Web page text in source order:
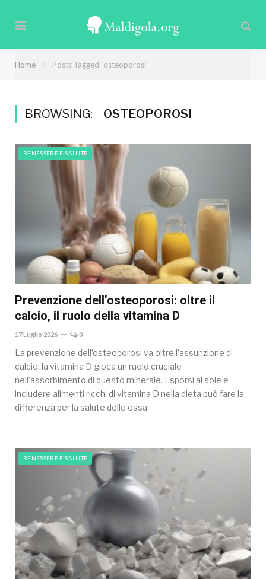
Home » Posts Tagged "osteoporosi"
BROWSING: OSTEOPOROSI
BENESSERE E SALUTE
Prevenzione dell’osteoporosi: oltre il
calcio, il ruolo della vitamina D
17 Luglio 2026 0
La prevenzione dell’osteoporosi va oltre l’assunzione di
calcio: la vitamina D gioca un ruolo cruciale
nell’assorbimento di questo minerale. Esporsi al sole e
includere alimenti ricchi di vitamina D nella dieta può fare la
differenza per la salute delle ossa.
BENESSERE E SALUTE